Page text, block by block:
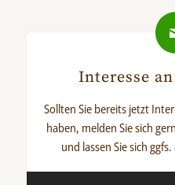
Interesse
Sollten Sie bereits jetzt
haben, melden Sie sich
und lassen Sie sich